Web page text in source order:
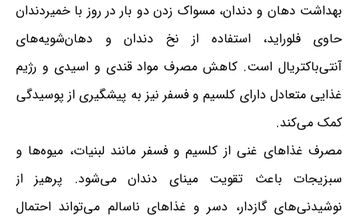
بهداشت دهان و دندان، مسواک زدن دو بار در روز با خمیردندان
حاوی فلوراید، استفاده از نخ دندان و دهان‌شویه‌های
آنتی‌باکتریال است. کاهش مصرف مواد قندی و اسیدی و رژیم
غذایی متعادل دارای کلسیم و فسفر نیز به پیشگیری از پوسیدگی
کمک می‌کند.
مصرف غذاهای غنی از کلسیم و فسفر مانند لبنیات، میوه‌ها و
سبزیجات باعث تقویت مینای دندان می‌شود. پرهیز از
نوشیدنی‌های گازدار، دسر و غذاهای ناسالم می‌تواند احتمال